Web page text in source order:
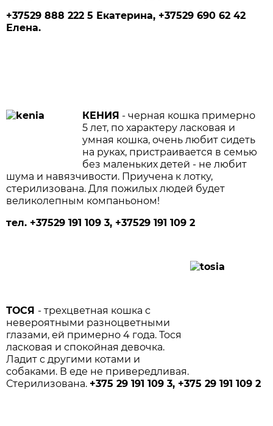
+37529 888 222 5 Екатерина, +37529 690 62 42
Елена.
КЕНИЯ - черная кошка примерно
5 лет, по характеру ласковая и
умная кошка, очень любит сидеть
на руках, пристраивается в семью
без маленьких детей - не любит
шума и навязчивости. Приучена к лотку,
стерилизована. Для пожилых людей будет
великолепным компаньоном!
тел. +37529 191 109 3, +37529 191 109 2
ТОСЯ - трехцветная кошка с
невероятными разноцветными
глазами, ей примерно 4 года. Тося
ласковая и спокойная девочка.
Ладит с другими котами и
собаками. В еде не привередливая.
Стерилизована. +375 29 191 109 3, +375 29 191 109 2